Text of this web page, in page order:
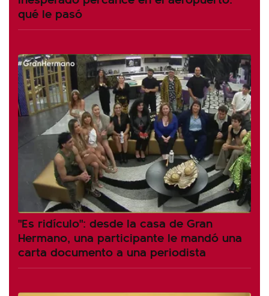
qué le pasó
"Es ridículo": desde la casa de Gran
Hermano, una participante le mandó una
carta documento a una periodista